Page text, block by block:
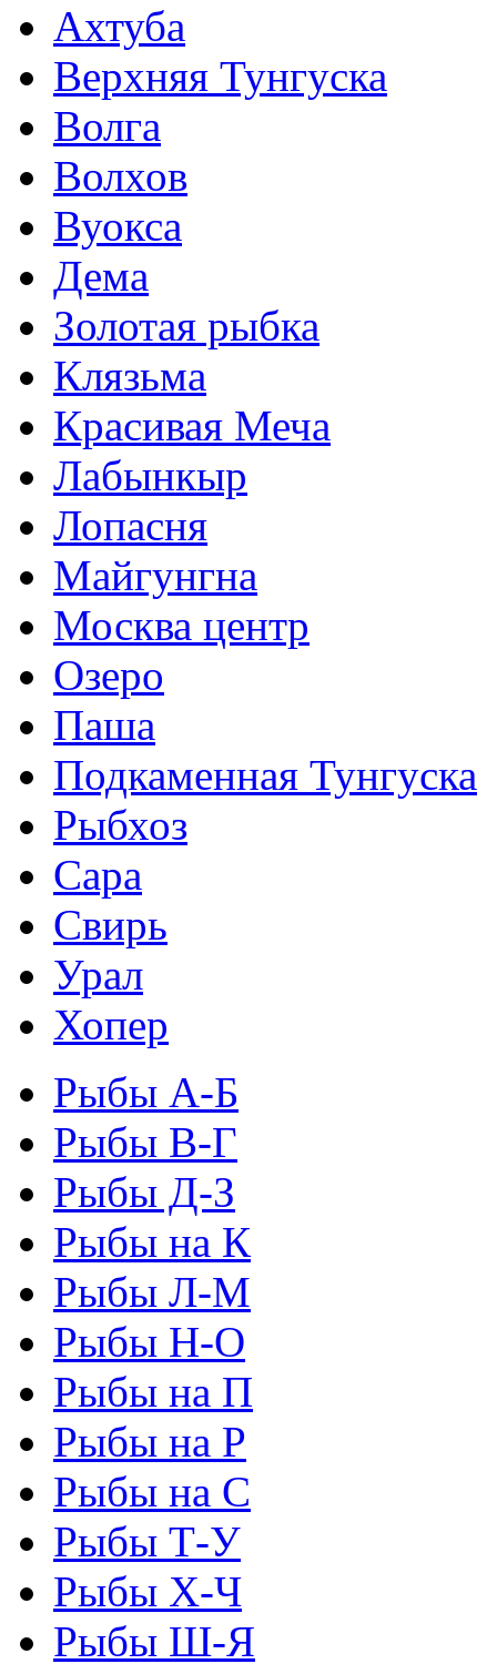
Ахтуба
Верхняя Тунгуска
Волга
Волхов
Вуокса
Дема
Золотая рыбка
Клязьма
Красивая Меча
Лабынкыр
Лопасня
Майгунгна
Москва центр
Озеро
Паша
Подкаменная Тунгуска
Рыбхоз
Сара
Свирь
Урал
Хопер
Рыбы А-Б
Рыбы В-Г
Рыбы Д-З
Рыбы на К
Рыбы Л-М
Рыбы Н-О
Рыбы на П
Рыбы на Р
Рыбы на С
Рыбы Т-У
Рыбы Х-Ч
Рыбы Ш-Я